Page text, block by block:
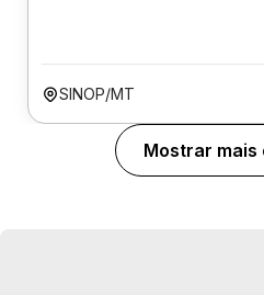
SINOP/MT
Mostrar